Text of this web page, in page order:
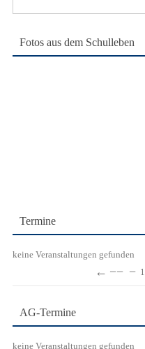
nach:
Fotos aus dem Schulleben
Termine
keine Veranstaltungen gefunden
← −− −
AG-Termine
keine Veranstaltungen gefunden